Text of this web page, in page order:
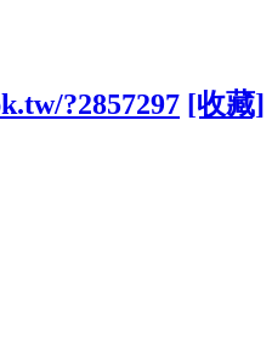
?2857297 [收藏]